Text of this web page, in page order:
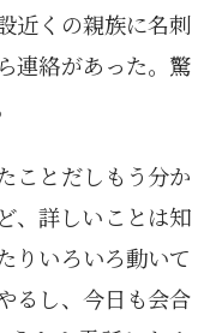
近くの親族に名刺
連絡があった。驚
ことだしもう分か
、詳しいことは知
りいろいろ動いて
るし、今日も会合